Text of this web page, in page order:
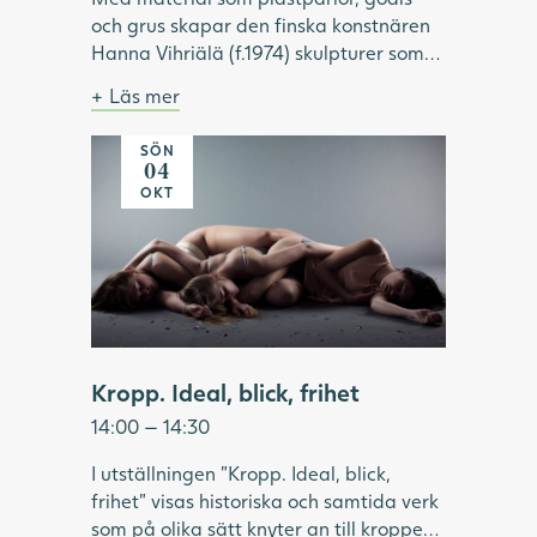
och grus skapar den finska konstnären
Hanna Vihriälä (f.1974) skulpturer som
och sällan uppmärksammade i konsten.
Genom att för hand trä godis eller
akrylpärlor på stålvajrar, skapar
Vihriälä installationer som kan innehålla
bildar de en illusorisk helhet, i verk som
är både komplexa, lekfulla och sinnliga.
Under visningen fördjupar vi oss i
utställningen "Same Moment of
konstnärskap.
Bild: Hanna Vihriälä, Mercedes-Benz G-
klass, 2022. Foto: Hossein Sehatlou,
Göteborgs konstmuseum.
Läs mer
SÖN
04
OKT
Kropp. Ideal, blick, frihet
14:00 — 14:30
I utställningen "Kropp. Ideal, blick,
frihet" visas historiska och samtida verk
som på olika sätt knyter an till kroppen.